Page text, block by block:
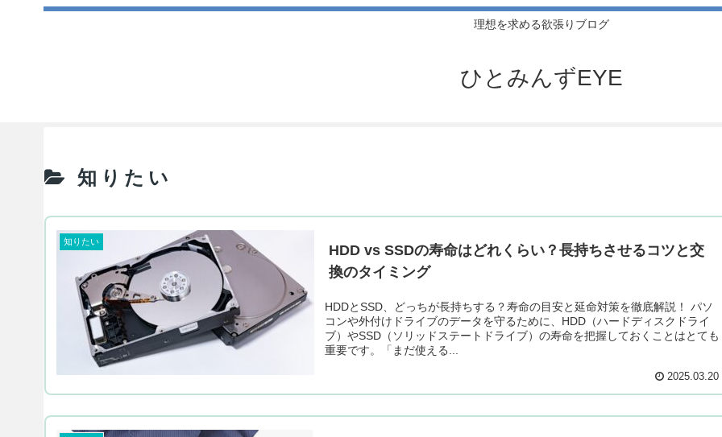
理想を求める欲張りブログ
ひとみんずEYE
知りたい
知りたい
HDD vs SSDの寿命はどれくらい？長持ちさせるコツと交
換のタイミング
HDDとSSD、どっちが長持ちする？寿命の目安と延命対策を徹底解説！ パソ
コンや外付けドライブのデータを守るために、HDD（ハードディスクドライ
ブ）やSSD（ソリッドステートドライブ）の寿命を把握しておくことはとても
重要です。「まだ使える...
2025.03.20